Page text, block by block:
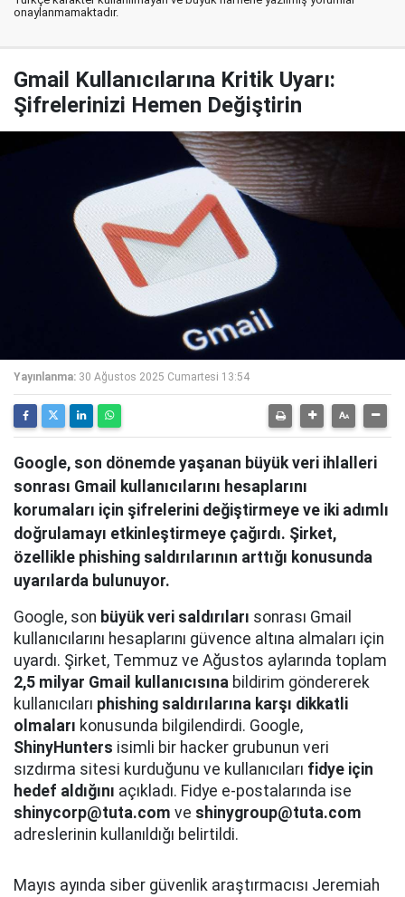
onaylanmamaktadır.
Gmail Kullanıcılarına Kritik Uyarı:
Şifrelerinizi Hemen Değiştirin
Yayınlanma: 30 Ağustos 2025 Cumartesi 13:54
Google, son dönemde yaşanan büyük veri ihlalleri
sonrası Gmail kullanıcılarını hesaplarını
korumaları için şifrelerini değiştirmeye ve iki adımlı
doğrulamayı etkinleştirmeye çağırdı. Şirket,
özellikle phishing saldırılarının arttığı konusunda
uyarılarda bulunuyor.
Google, son büyük veri saldırıları sonrası Gmail
kullanıcılarını hesaplarını güvence altına almaları için
uyardı. Şirket, Temmuz ve Ağustos aylarında toplam
2,5 milyar Gmail kullanıcısına bildirim göndererek
kullanıcıları phishing saldırılarına karşı dikkatli
olmaları konusunda bilgilendirdi. Google,
ShinyHunters isimli bir hacker grubunun veri
sızdırma sitesi kurduğunu ve kullanıcıları fidye için
hedef aldığını açıkladı. Fidye e-postalarında ise
shinycorp@tuta.com ve shinygroup@tuta.com
adreslerinin kullanıldığı belirtildi.
Mayıs ayında siber güvenlik araştırmacısı Jeremiah